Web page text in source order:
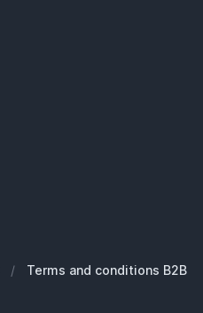
/ Terms and conditions B2B